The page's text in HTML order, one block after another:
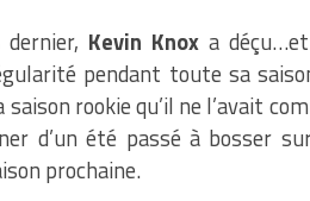
Kevin Knox a
pendant toute sa
rookie qu’il ne l’avait
d’un été passé à bosser
prochaine.